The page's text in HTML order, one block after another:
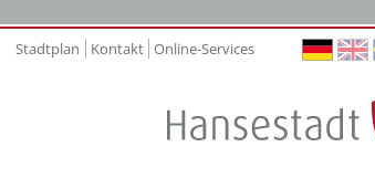
Sprache
Stadtplan Kontakt Online-Services